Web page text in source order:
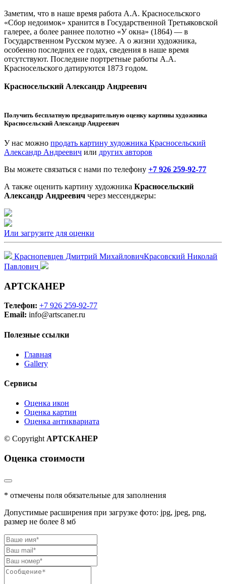
Заметим, что в наше время работа А.А. Красносельского
«Сбор недоимок» хранится в Государственной Третьяковской
галерее, а более раннее полотно «У окна» (1864) — в
Государственном Русском музее. А о жизни художника,
особенно последних ее годах, сведения в наше время
отсутствуют. Последние портретные работы А.А.
Красносельского датируются 1873 годом.
Красносельский Александр Андреевич
Получить бесплатную предварительную оценку картины художника
Красносельский Александр Андреевич
У нас можно продать картину художника Красносельский
Александр Андреевич или других авторов
Вы можете связаться с нами по телефону +7 926 259-92-77
А также оценить картину художника Красносельский
Александр Андреевич через мессенджеры:
Или загрузите для оценки
Краснопевцев Дмитрий МихайловичКрасовский Николай
Павлович
АРТСКАНЕР
Телефон: +7 926 259-92-77
Email: info@artscaner.ru
Полезные ссылки
Главная
Gallery
Сервисы
Оценка икон
Оценка картин
Оценка антиквариата
© CopyrightАРТСКАНЕР
Оценка стоимости
* отмечены поля обязательные для заполнения
Допустимые расширения при загрузке фото: jpg, jpeg, png,
размер не более 8 мб